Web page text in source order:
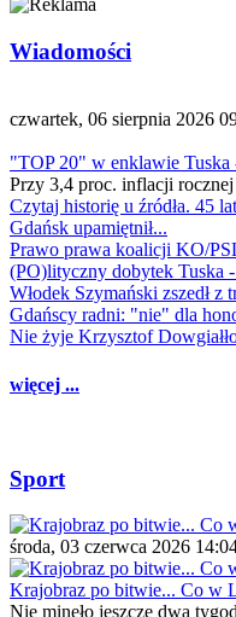
Wiadomości
czwartek, 06 sierpnia 2026
"TOP 20" w enklawie
Przy 3,4 proc. inflacji
Czytaj historię u źródła. 45
Gdańsk upamiętnił...
Prawo prawa koalicji KO/
(PO)lityczny dobytek Tuska
Włodek Szymański zszedł z
Gdańscy radni: "nie" dla
Nie żyje Krzysztof
więcej ...
Sport
środa, 03 czerwca 2026
Krajobraz po bitwie... Co w
Nie minęło jeszcze dwa